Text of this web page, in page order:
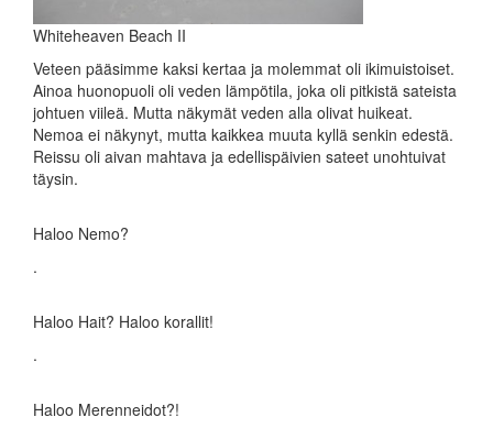
Whiteheaven Beach II
Veteen pääsimme kaksi kertaa ja molemmat oli ikimuistoiset.
Ainoa huonopuoli oli veden lämpötila, joka oli pitkistä sateista
johtuen viileä. Mutta näkymät veden alla olivat huikeat.
Nemoa ei näkynyt, mutta kaikkea muuta kyllä senkin edestä.
Reissu oli aivan mahtava ja edellispäivien sateet unohtuivat
täysin.
Haloo Nemo?
.
Haloo Hait? Haloo korallit!
.
Haloo Merenneidot?!